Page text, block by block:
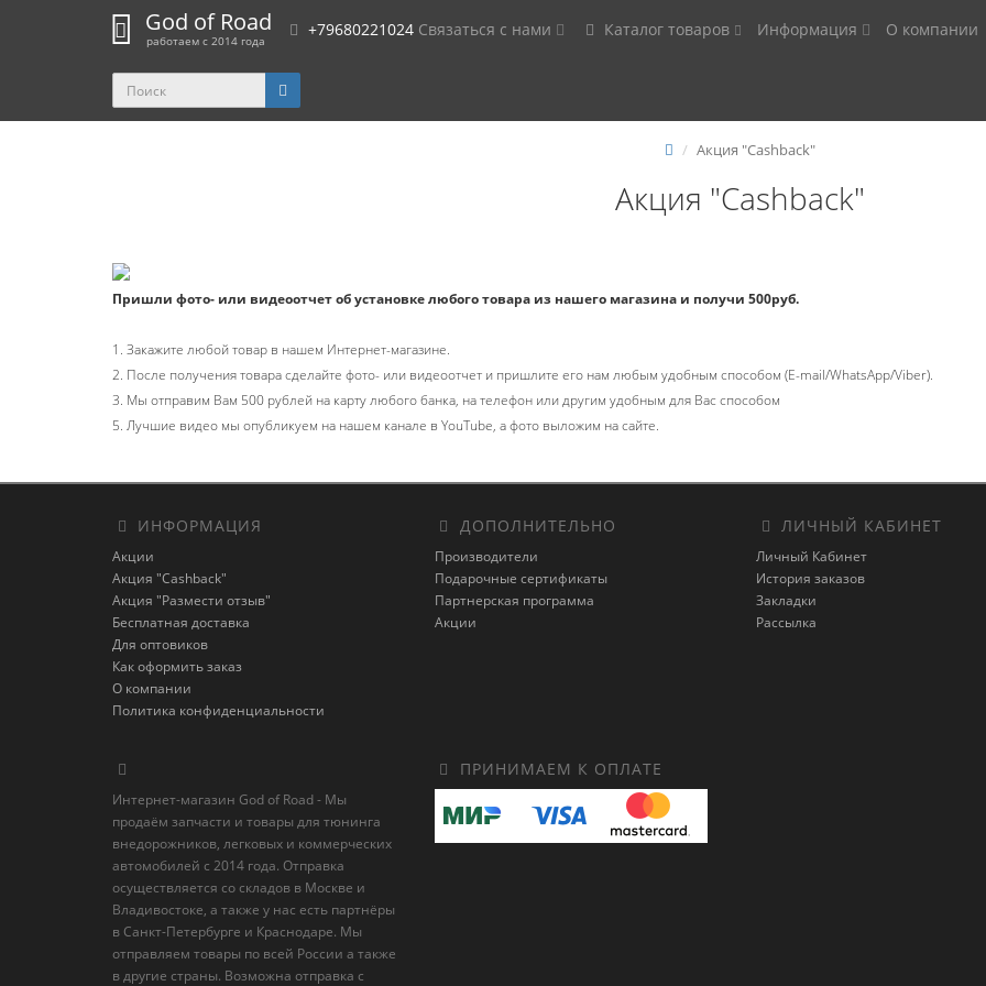
God of Road
работаем с 2014 года
+79680221024 Связаться с нами Каталог товаров Информация О компании
Акция "Cashback"
Акция "Cashback"
Пришли фото- или видеоотчет об установке любого товара из нашего магазина и получи 500руб.
1. Закажите любой товар в нашем Интернет-магазине.
2. После получения товара сделайте фото- или видеоотчет и пришлите его нам любым удобным способом (E-mail/WhatsApp/Viber).
3. Мы отправим Вам 500 рублей на карту любого банка, на телефон или другим удобным для Вас способом
5. Лучшие видео мы опубликуем на нашем канале в YouTube, а фото выложим на сайте.
ИНФОРМАЦИЯ
Акции
Акция "Cashback"
Акция "Размести отзыв"
Бесплатная доставка
Для оптовиков
Как оформить заказ
О компании
Политика конфиденциальности
ДОПОЛНИТЕЛЬНО
Производители
Подарочные сертификаты
Партнерская программа
Акции
ЛИЧНЫЙ КАБИНЕТ
Личный Кабинет
История заказов
Закладки
Рассылка
Интернет-магазин God of Road - Мы
продаём запчасти и товары для тюнинга
внедорожников, легковых и коммерческих
автомобилей с 2014 года. Отправка
осуществляется со складов в Москве и
Владивостоке, а также у нас есть партнёры
в Санкт-Петербурге и Краснодаре. Мы
отправляем товары по всей России а также
в другие страны. Возможна отправка с
ПРИНИМАЕМ К ОПЛАТЕ